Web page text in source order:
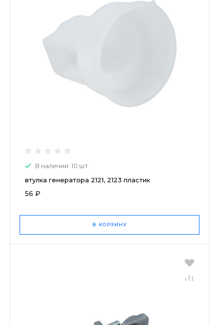
В наличии: 10 шт.
втулка генератора 2121, 2123 пластик
56 ₽
В КОРЗИНУ